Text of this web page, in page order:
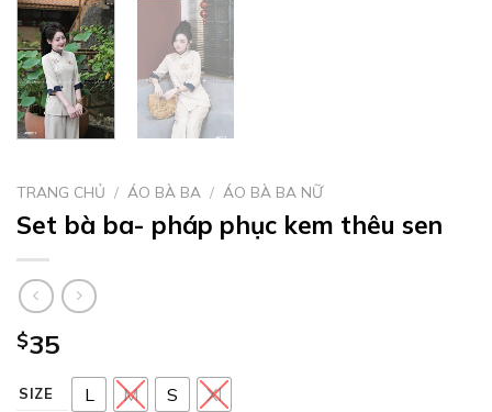
TRANG CHỦ / ÁO BÀ BA / ÁO BÀ BA NỮ
Set bà ba- pháp phục kem thêu sen
$35
SIZE L M S Xl